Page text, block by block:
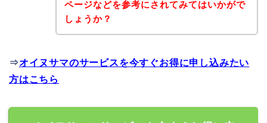
ページなどを参考にされてみてはいかがで
しょうか？
⇒オイヌサマのサービスを今すぐお得に申し込みたい
方はこちら